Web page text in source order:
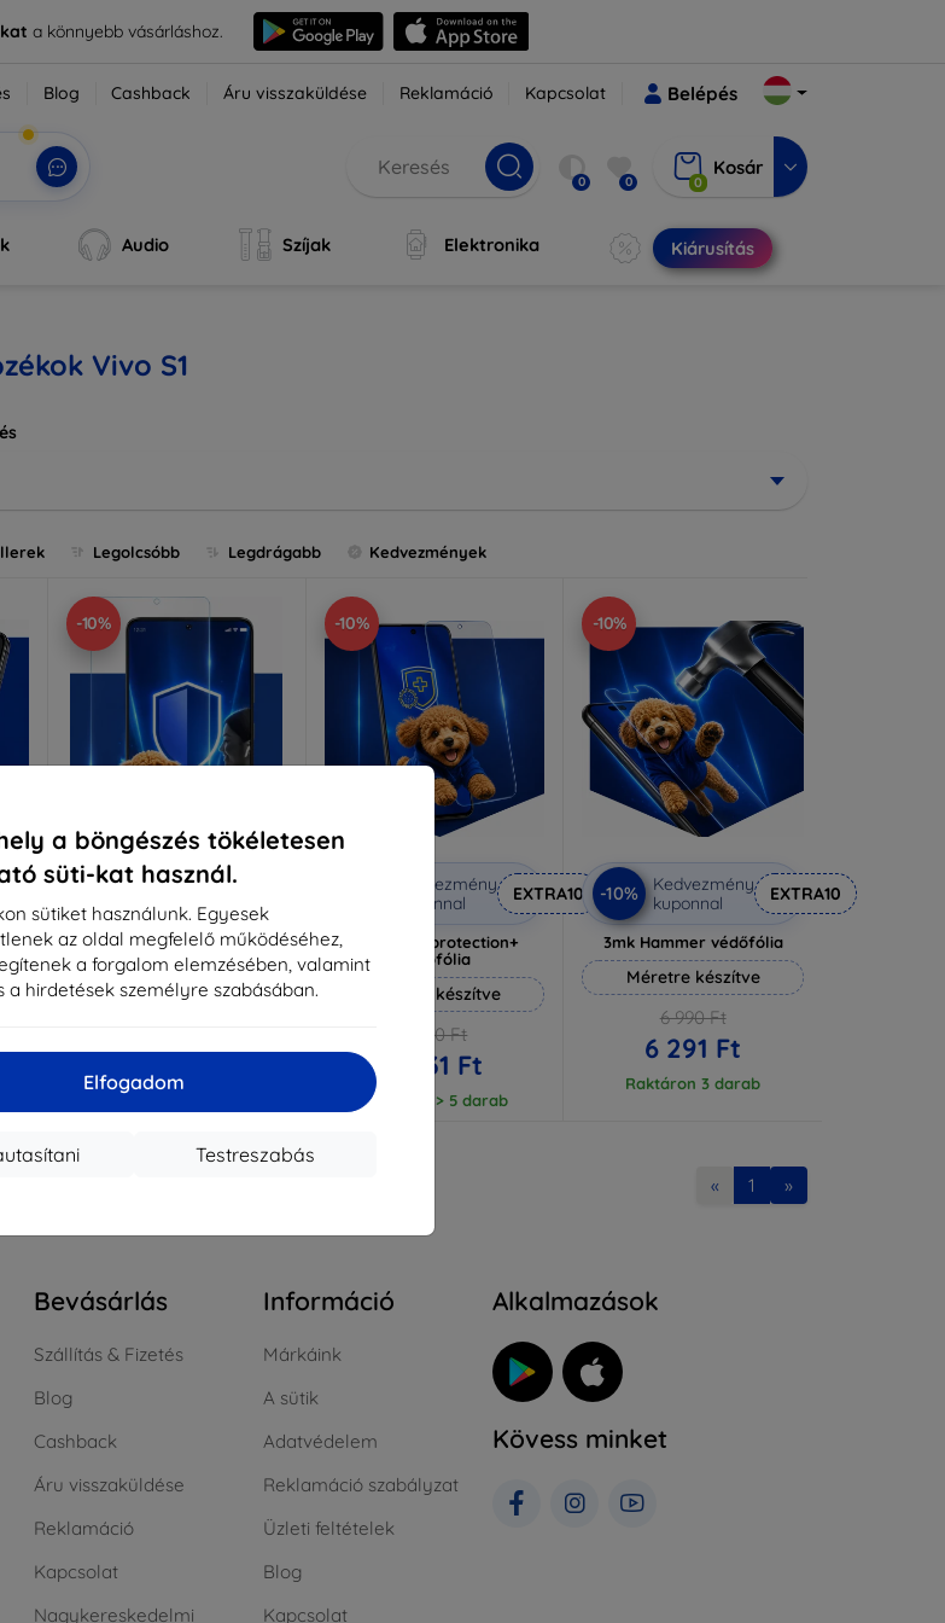
a könnyebb vásárláshoz.
a böngészés tökéletesen
süti-kat használ.
sütiket használunk. Egyesek
az oldal megfelelő működéséhez,
a forgalom elemzésében, valamint
a hirdetések személyre szabásában.
Elfogadom
Testreszabás
Blog Cashback Áru visszaküldése Reklamáció Kapcsolat Belépés
0 0 0
Kosár
Audio Szíjak Elektronika Kiárusítás
Vivo S1
Legolcsóbb Legdrágabb Kedvezmények
-10%
Kedvezmény
kuponnal
3mk Pure Matt védőüveg
Méretre készítve
3 951 Ft
Raktáron > 5 darab
-10%
Kedvezmény
kuponnal
EXTRA10
3mk Silverprotection+
védőfólia
Méretre készítve
6 590 Ft
5 931 Ft
Raktáron > 5 darab
-10%
-10%
Kedvezmény
kuponnal
EXTRA10
3mk Hammer védőfólia
Méretre készítve
6 990 Ft
6 291 Ft
Raktáron 3 darab
« 1 »
Bevásárlás
Szállítás & Fizetés
Blog
Cashback
Áru visszaküldése
Reklamáció
Kapcsolat
Nagykereskedelmi
Információ
Márkáink
A sütik
Adatvédelem
Reklamáció szabályzat
Üzleti feltételek
Blog
Kapcsolat
Alkalmazások
Kövess minket